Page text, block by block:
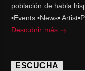
población de habla
▪Events ▪News▪
Descubrir más
ESCUCHA